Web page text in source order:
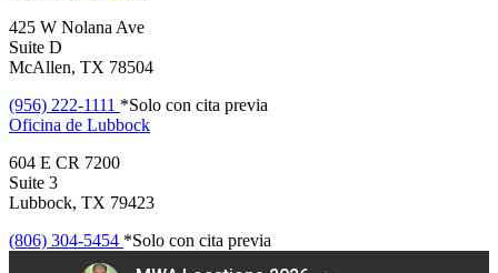
425 W Nolana Ave
Suite D
McAllen, TX 78504
(956) 222-1111 *Solo con cita previa
Oficina de Lubbock
604 E CR 7200
Suite 3
Lubbock, TX 79423
(806) 304-5454 *Solo con cita previa